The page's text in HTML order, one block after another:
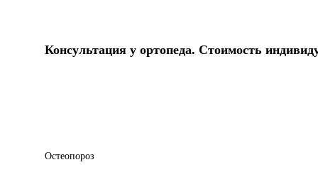
Консультация у ортопеда. Стоимость
Остеопороз